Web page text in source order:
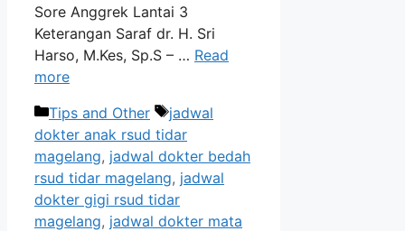
Sore Anggrek Lantai 3
Keterangan Saraf dr. H. Sri
Harso, M.Kes, Sp.S – … Read
more
Categories
Tips and Other Tags
jadwal
dokter anak rsud tidar
magelang, jadwal dokter bedah
rsud tidar magelang, jadwal
dokter gigi rsud tidar
magelang, jadwal dokter mata